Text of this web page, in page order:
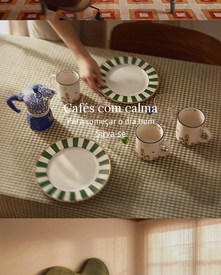
Cafés com calma
Para começar o dia bem
Sirva-se